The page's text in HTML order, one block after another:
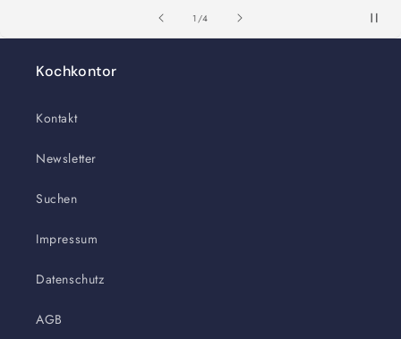
1 /von
4
Kochkontor
Kontakt
Newsletter
Suchen
Impressum
Datenschutz
AGB